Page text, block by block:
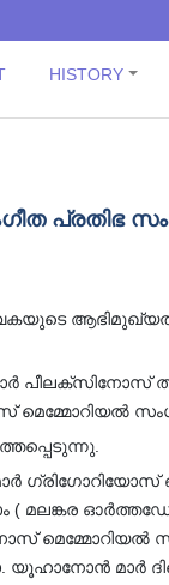
HISTORY
പ്രതിഭ
പീലക്സിനോസ്
( മലങ്കര
മെമ്മോറിയൽ
യൂഹാനോൻ മാർ